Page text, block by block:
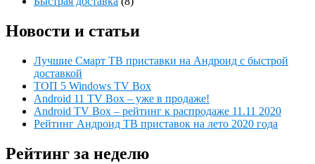
Новости и статьи
Лучшие Смарт ТВ приставки на Андроид с быстрой
доставкой
ТОП 5 Windows TV Box
Android 11 TV Box – уже в продаже!
Android TV Box – рейтинг к распродаже 11.11 2020
Рейтинг Андроид ТВ приставок на лето 2020 года
Рейтинг за неделю